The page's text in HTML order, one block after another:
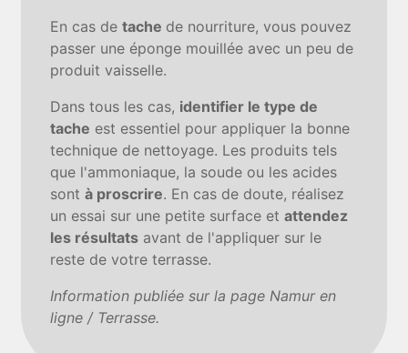
En cas detache de nourriture, vous pouvez
passer une éponge mouillée avec un peu de
produit vaisselle.
Dans tous les cas, identifier le type de
tache est essentiel pour appliquer la bonne
technique de nettoyage. Les produits tels
que l'ammoniaque, la soude ou les acides
sontà proscrire. En cas de doute, réalisez
un essai sur une petite surface etattendez
les résultats avant de l'appliquer sur le
reste de votre terrasse.
Information publiée sur la page Namur en
ligne / Terrasse.